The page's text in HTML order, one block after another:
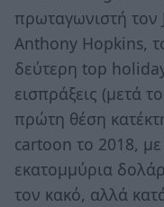
πρωταγωνιστή τον
Anthony Hopkins,
δεύτερη top
εισπράξεις (μετά
πρώτη θέση
cartoon το 2018,
εκατομμύρια
τον κακό, αλλά